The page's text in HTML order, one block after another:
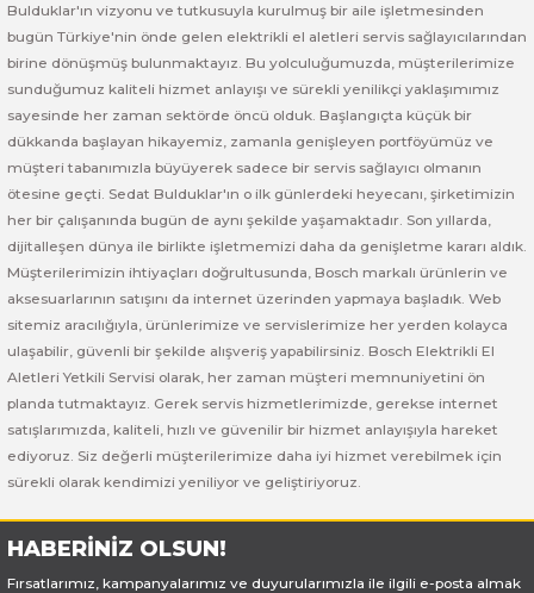
Bosch GSR 185-LI
Bosch GSR 18V-50
Bosch GSR 18V-60 C
Bosch GWS 18 V-LI
Bosch GWS 180-LI
Bosch GWS 18V-10
Bulduklar'ın vizyonu ve tutkusuyla kurulmuş bir aile işletmesinden
bugün Türkiye'nin önde gelen elektrikli el aletleri servis sağlayıcılarından
birine dönüşmüş bulunmaktayız. Bu yolculuğumuzda, müşterilerimize
sunduğumuz kaliteli hizmet anlayışı ve sürekli yenilikçi yaklaşımımız
sayesinde her zaman sektörde öncü olduk. Başlangıçta küçük bir
dükkanda başlayan hikayemiz, zamanla genişleyen portföyümüz ve
müşteri tabanımızla büyüyerek sadece bir servis sağlayıcı olmanın
ötesine geçti. Sedat Bulduklar'ın o ilk günlerdeki heyecanı, şirketimizin
her bir çalışanında bugün de aynı şekilde yaşamaktadır. Son yıllarda,
dijitalleşen dünya ile birlikte işletmemizi daha da genişletme kararı aldık.
Müşterilerimizin ihtiyaçları doğrultusunda, Bosch markalı ürünlerin ve
aksesuarlarının satışını da internet üzerinden yapmaya başladık. Web
sitemiz aracılığıyla, ürünlerimize ve servislerimize her yerden kolayca
ulaşabilir, güvenli bir şekilde alışveriş yapabilirsiniz. Bosch Elektrikli El
Aletleri Yetkili Servisi olarak, her zaman müşteri memnuniyetini ön
planda tutmaktayız. Gerek servis hizmetlerimizde, gerekse internet
satışlarımızda, kaliteli, hızlı ve güvenilir bir hizmet anlayışıyla hareket
ediyoruz. Siz değerli müşterilerimize daha iyi hizmet verebilmek için
sürekli olarak kendimizi yeniliyor ve geliştiriyoruz.
HABERİNİZ OLSUN!
Fırsatlarımız, kampanyalarımız ve duyurularımızla ile ilgili e-posta almak